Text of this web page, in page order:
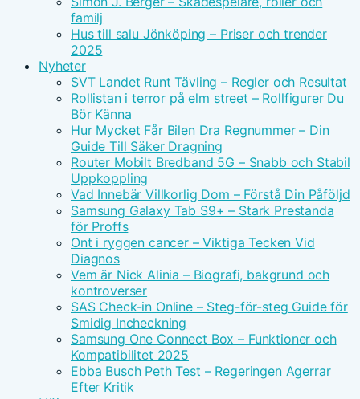
familj
Hus till salu Jönköping – Priser och trender
2025
Nyheter
SVT Landet Runt Tävling – Regler och Resultat
Rollistan i terror på elm street – Rollfigurer Du
Bör Känna
Hur Mycket Får Bilen Dra Regnummer – Din
Guide Till Säker Dragning
Router Mobilt Bredband 5G – Snabb och Stabil
Uppkoppling
Vad Innebär Villkorlig Dom – Förstå Din Påföljd
Samsung Galaxy Tab S9+ – Stark Prestanda
för Proffs
Ont i ryggen cancer – Viktiga Tecken Vid
Diagnos
Vem är Nick Alinia – Biografi, bakgrund och
kontroverser
SAS Check-in Online – Steg-för-steg Guide för
Smidig Incheckning
Samsung One Connect Box – Funktioner och
Kompatibilitet 2025
Ebba Busch Peth Test – Regeringen Agerrar
Efter Kritik